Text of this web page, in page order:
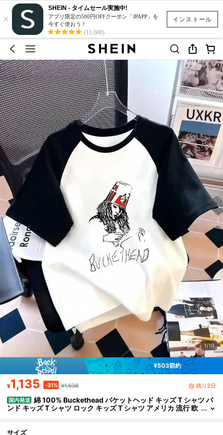
インストール
×
SHEIN - タイムセール実施中!
アプリ限定の500円OFFクーポン「JPAPP」を
今すぐ使おう！
(11,600)
1/10
¥503節約
¥1,135 -31% ¥1,638 残り2日
国内発送 綿 100% Buckethead バケットヘッド キッズ T シャツ バ
ンド キッズ T シャツ ロック キッズ T シャツ アメリカ 流行 欧
サイズ